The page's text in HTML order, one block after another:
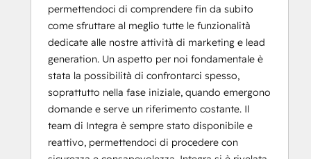
permettendoci di comprendere fin da subito
come sfruttare al meglio tutte le funzionalità
dedicate alle nostre attività di marketing e lead
generation. Un aspetto per noi fondamentale è
stata la possibilità di confrontarci spesso,
soprattutto nella fase iniziale, quando emergono
domande e serve un riferimento costante. Il
team di Integra è sempre stato disponibile e
reattivo, permettendoci di procedere con